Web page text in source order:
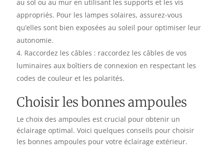
au sol ou au mur en utilisant les supports et les vis
appropriés. Pour les lampes solaires, assurez-vous
qu’elles sont bien exposées au soleil pour optimiser leur
autonomie.
Raccordez les câbles : raccordez les câbles de vos
luminaires aux boîtiers de connexion en respectant les
codes de couleur et les polarités.
Choisir les bonnes ampoules
Le choix des ampoules est crucial pour obtenir un
éclairage optimal. Voici quelques conseils pour choisir
les bonnes ampoules pour votre éclairage extérieur.